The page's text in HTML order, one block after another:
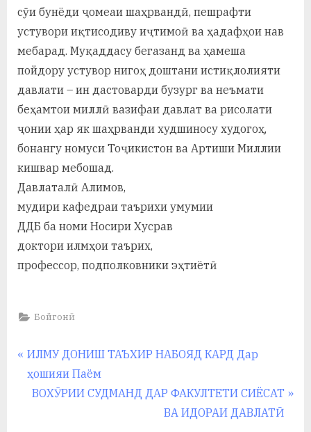
сӯи бунёди ҷомеаи шаҳрвандӣ, пешрафти
устувори иқтисодиву иҷтимоӣ ва ҳадафҳои нав
мебарад. Муқаддасу бегазанд ва ҳамеша
пойдору устувор нигоҳ доштани истиқлолияти
давлати – ин дастоварди бузург ва неъмати
беҳамтои миллӣ вазифаи давлат ва рисолати
ҷонии ҳар як шаҳрванди худшиносу худогоҳ,
бонангу номуси Тоҷикистон ва Артиши Миллии
кишвар мебошад.
Давлаталӣ Алимов,
мудири кафедраи таърихи умумии
ДДБ ба номи Носири Хусрав
доктори илмҳои таърих,
профессор, подполковники эҳтиётӣ
Бойгонӣ
Навигация
по
P
r
e
ИЛМУ ДОНИШ ТАЪХИР НАБОЯД КАРД Дар
ҳошияи Паём
N
ВОХӮРИИ СУДМАНД ДАР ФАКУЛТЕТИ СИЁСАТ
ВА ИДОРАИ ДАВЛАТӢ